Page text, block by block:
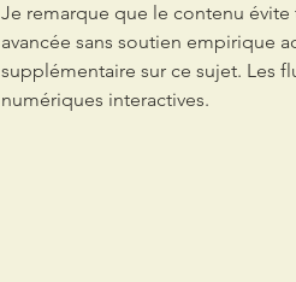
Je remarque que le contenu
avancée sans soutien empirique
supplémentaire sur ce sujet. Les
numériques interactives.